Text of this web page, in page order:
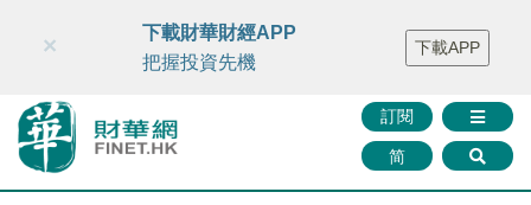
財華智庫網 FINTV FINMETA 財華證券 媒體矩陣
智庫沙龍
聯絡我們
訂閱
简
×
下載財華財經APP
把握投資先機
下載APP